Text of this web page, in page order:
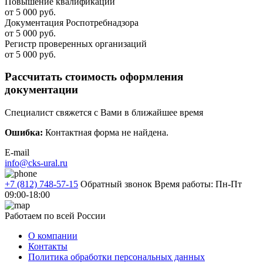
от 5 000 руб.
Документация Роспотребнадзора
от 5 000 руб.
Регистр проверенных организаций
от 5 000 руб.
Рассчитать стоимость оформления
документации
Специалист свяжется с Вами в ближайшее время
Ошибка: Контактная форма не найдена.
E-mail
info@cks-ural.ru
+7 (812) 748-57-15 Обратный звонок Время работы: Пн-Пт
09:00-18:00
Работаем по всей России
О компании
Контакты
Политика обработки персональных данных